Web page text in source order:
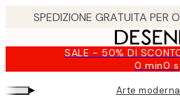
SALE - 50% DI
0 min0 s
fino
a:
▸ Arte moderna